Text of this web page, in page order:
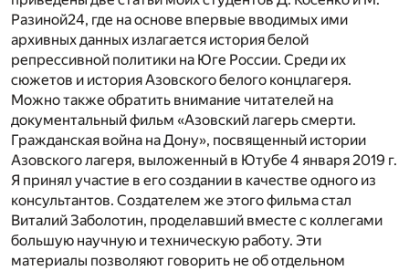
Разиной24, где на основе впервые вводимых ими
архивных данных излагается история белой
репрессивной политики на Юге России. Среди их
сюжетов и история Азовского белого концлагеря.
Можно также обратить внимание читателей на
документальный фильм «Азовский лагерь смерти.
Гражданская война на Дону», посвященный истории
Азовского лагеря, выложенный в Ютубе 4 января 2019 г.
Я принял ­участие в его создании в качестве одного из
консультантов. Создателем же этого фильма стал
Виталий Заболотин, проделавший вместе с коллегами
большую научную и техническую работу. Эти
материалы позволяют говорить не об отдельном